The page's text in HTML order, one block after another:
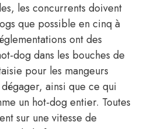
les concurrents doivent
que possible en cinq à
ont des
dog dans les bouches de
pour les mangeurs
ainsi que ce qui
un hot-dog entier. Toutes
sur une vitesse de